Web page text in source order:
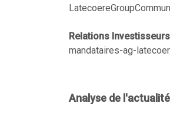
Relations Investisseurs
mandataires-ag-
Analyse de l'actualité